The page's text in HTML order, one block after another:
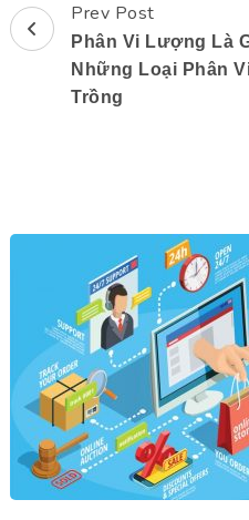
Post
Navigation
Prev Post
Phân Vi Lượng Là
Những Loại Phân
Trồng